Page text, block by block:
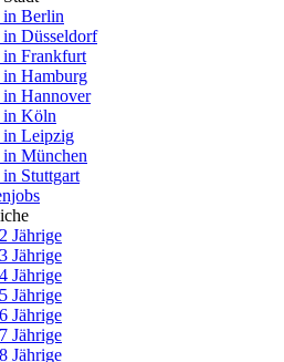
in Berlin
Düsseldorf
Frankfurt
Hamburg
Hannover
in Köln
in Leipzig
München
Stuttgart
Jährige
Jährige
Jährige
Jährige
Jährige
Jährige
Jährige